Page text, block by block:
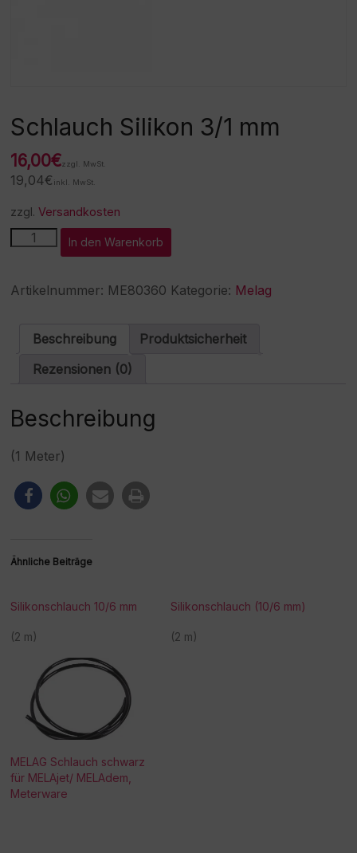
Schlauch Silikon 3/1 mm
16,00€zzgl. MwSt.
19,04€ inkl. MwSt.
zzgl.Versandkosten
Schlauch
Silikon
mm
Menge
In den Warenkorb
l
e
r
t
Artikelnummer: ME80360 Kategorie: Melag
Beschreibung
Produktsicherheit
Rezensionen (0)
Beschreibung
(1 Meter)
Ähnliche Beiträge
Silikonschlauch 10/6 mm
(2 m)
Silikonschlauch (10/6 mm)
(2 m)
MELAG Schlauch schwarz
für MELAjet/ MELAdem,
Meterware